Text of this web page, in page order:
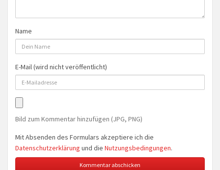
Name
E-Mail (wird nicht veröffentlicht)
Bild zum Kommentar hinzufügen (JPG, PNG)
Mit Absenden des Formulars akzeptiere ich die
Datenschutzerklärung und die Nutzungsbedingungen.